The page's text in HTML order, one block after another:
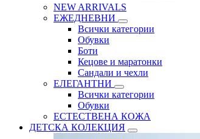
NEW ARRIVALS
ЕЖЕДНЕВНИ
Всички категории
Обувки
Боти
Кецове и маратонки
Сандали и чехли
ЕЛЕГАНТНИ
Всички категории
Обувки
ЕСТЕСТВЕНА КОЖА
ДЕТСКА КОЛЕКЦИЯ